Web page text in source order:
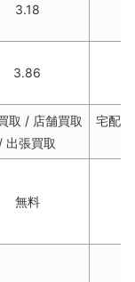
3.18
3.86
取 / 店舗買取
/ 出張買取
宅配
無料